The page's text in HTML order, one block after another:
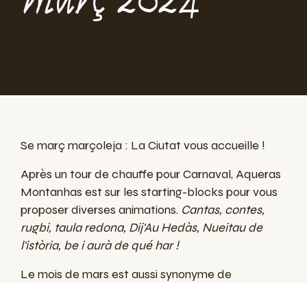
Se març marçoleja : La Ciutat vous accueille !
Après un tour de chauffe pour Carnaval, Aqueras
Montanhas est sur les starting-blocks pour vous
proposer diverses animations. Cantas, contes,
rugbi, taula redona, Dij'Au Hedàs, Nueitau de
l'istòria, be i aurà de qué har !
Le mois de mars est aussi synonyme de